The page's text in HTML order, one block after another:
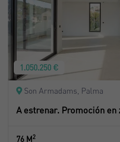
1.050.250 €
Son Armadams, Palma
A estrenar. Promoción en
76 M2